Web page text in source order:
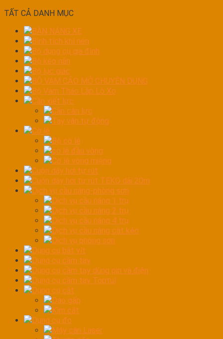
TẤT CẢ DANH MỤC
BÀN NÁNG XE
Bình tích khí nén
Bộ dụng cụ gia đình
Bộ kéo nắn
Bộ lục giác
BỘ VAM CẢO MỞ CHUYÊN DỤNG
Bộ Vam Tháo Lắp Lò Xo
Cần xiết lực
Cần cân lực
Tay vặn tự động
Cờ lê
Bộ cờ lê
cờ lê đầu vòng
Cờ lê vòng miệng
Cuộn dây hơi tự rút
Cuộn dây hơi tự rút TEKO dài 20m
Dịch vụ cầu nâng-phòng sơn
Dịch vụ cầu nâng 1 trụ
Dịch vụ cầu nâng 2 trụ
Dịch vụ cầu nâng 4 trụ
Dịch vụ cầu nâng cắt kéo
Dịch vụ phòng sơn
Dụng cụ bắt vít
Dụng cụ cầm tay
Dụng cụ cầm tay dùng pin và điện
Dụng cụ cầm tay Toptul
Dụng cụ cắt
Dao gấp
Kìm cắt
Dụng cụ đo
Máy cân Laser